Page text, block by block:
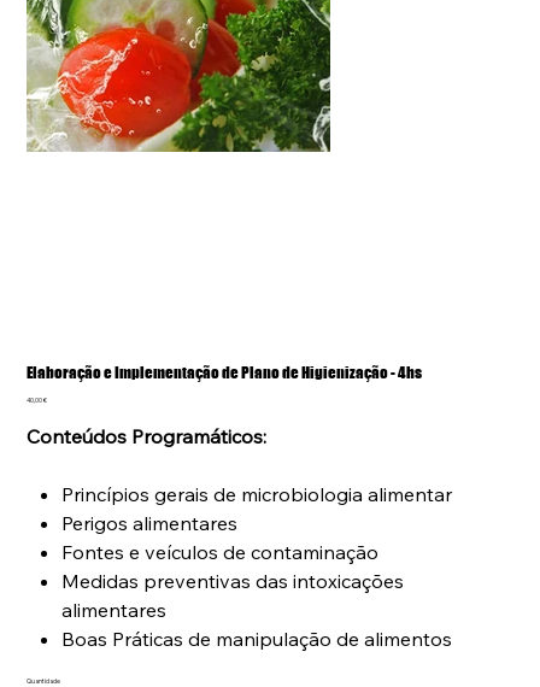
Elaboração e Implementação de Plano de Higienização - 4hs
Preço
40,00 €
Conteúdos Programáticos:
Princípios gerais de microbiologia alimentar
Perigos alimentares
Fontes e veículos de contaminação
Medidas preventivas das intoxicações
alimentares
Boas Práticas de manipulação de alimentos
Quantidade